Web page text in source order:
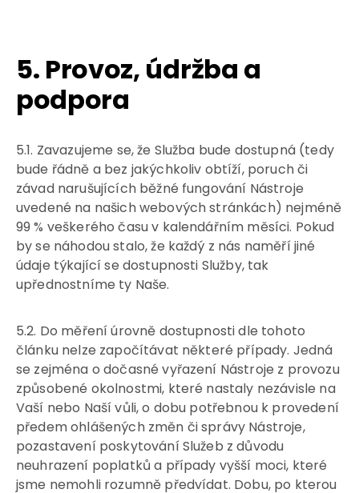
5. Provoz, údržba a
podpora
5.1. Zavazujeme se, že Služba bude dostupná (tedy
bude řádně a bez jakýchkoliv obtíží, poruch či
závad narušujících běžné fungování Nástroje
uvedené na našich webových stránkách) nejméně
99 % veškerého času v kalendářním měsíci. Pokud
by se náhodou stalo, že každý z nás naměří jiné
údaje týkající se dostupnosti Služby, tak
upřednostníme ty Naše.
5.2. Do měření úrovně dostupnosti dle tohoto
článku nelze započítávat některé případy. Jedná
se zejména o dočasné vyřazení Nástroje z provozu
způsobené okolnostmi, které nastaly nezávisle na
Vaší nebo Naší vůli, o dobu potřebnou k provedení
předem ohlášených změn či správy Nástroje,
pozastavení poskytování Služeb z důvodu
neuhrazení poplatků a případy vyšší moci, které
jsme nemohli rozumně předvídat. Dobu, po kterou